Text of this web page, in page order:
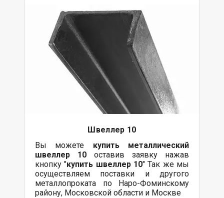
Швеллер 10
Вы можете купить металлический
швеллер 10 оставив заявку нажав
кнопку "купить швеллер 10" Так же мы
осуществляем поставки и другого
металлопроката по Наро-Фоминскому
району, Московской области и Москве